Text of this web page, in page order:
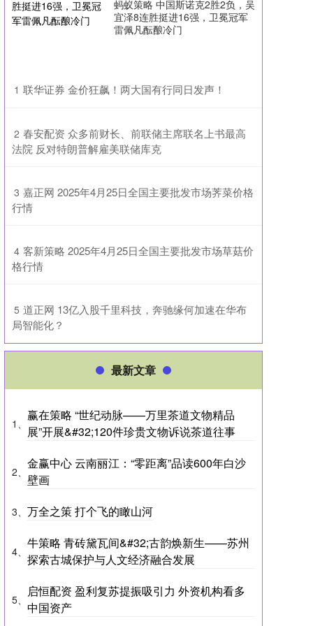
蚂蚁策略 中国斯诺克2胜2负，吴
宜泽8连胜挺进16强，卫冕冠军
雷佩凡酝酿冷门
1 ​联华证券 金价狂飙！两大国有行同日发声！
2 ​春安配资 众多前财长、前联储主席联名上书最高
法院 反对特朗普解雇美联储库克
3 ​嘉正网 2025年4月25日全国主要批发市场荠菜价格
行情
4 ​客新策略 2025年4月25日全国主要批发市场草菇价
格行情
5 ​道正网 13亿入股千里科技，奔驰缘何加速在华布
局智能化？
最新文章
1、
赢在策略 “世纪动脉——万里茶道文物精品
展”开展&#32;120件珍贵文物诉说茶道往事
2、
金赢中心 云南丽江：“零距离”品读600年白沙
壁画
3、 万全之策 打个飞的瞰山河
4、
牛策略 青砖黛瓦间&#32;古韵焕新生——苏州
探索古城保护与人文经济融合发展
5、
启恒配资 盈利复苏提振吸引力 外资机构看多
中国资产